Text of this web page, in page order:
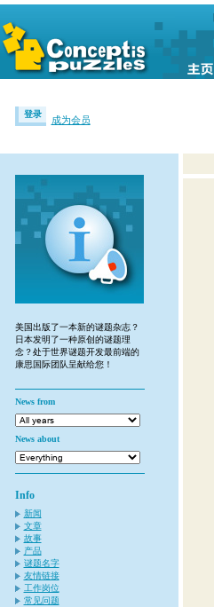
登录
成为会员
美国出版了一本新的谜题杂志？
日本发明了一种原创的谜题理
念？处于世界谜题开发最前端的
康思国际团队呈献给您！
News from
News about
Info
新闻
文章
故事
产品
谜题名字
友情链接
工作岗位
常见问题